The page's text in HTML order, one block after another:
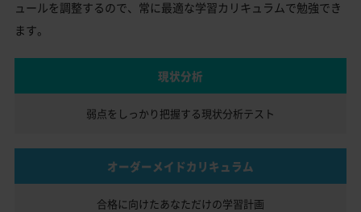
ュールを調整するので、常に最適な学習カリキュラムで勉強でき
ます。
現状分析
弱点をしっかり把握する現状分析テスト
オーダーメイドカリキュラム
合格に向けたあなただけの学習計画